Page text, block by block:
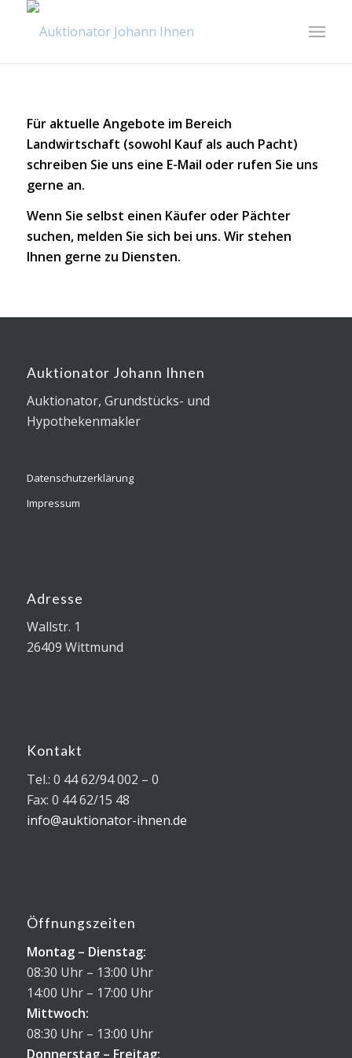
Für aktuelle Angebote im Bereich
Landwirtschaft (sowohl Kauf als auch Pacht)
schreiben Sie uns eine E-Mail oder rufen Sie uns
gerne an.
Wenn Sie selbst einen Käufer oder Pächter
suchen, melden Sie sich bei uns. Wir stehen
Ihnen gerne zu Diensten.
Auktionator Johann Ihnen
Auktionator, Grundstücks- und
Hypothekenmakler
Datenschutzerklärung
Impressum
Adresse
Wallstr. 1
26409 Wittmund
Kontakt
Tel.: 0 44 62/94 002 – 0
Fax: 0 44 62/15 48
info@auktionator-ihnen.de
Öffnungszeiten
Montag – Dienstag:
08:30 Uhr – 13:00 Uhr
14:00 Uhr – 17:00 Uhr
Mittwoch:
08:30 Uhr – 13:00 Uhr
Donnerstag – Freitag: